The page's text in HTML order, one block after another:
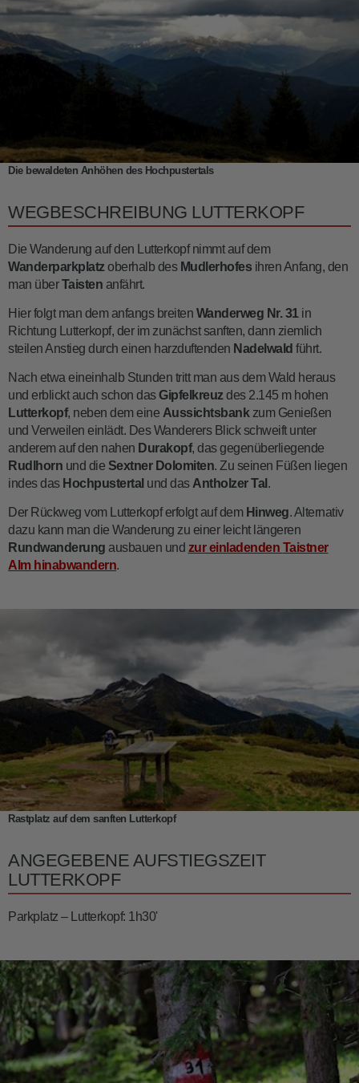
Die bewaldeten Anhöhen des Hochpustertals
WEGBESCHREIBUNG LUTTERKOPF
Die Wanderung auf den Lutterkopf nimmt auf dem
Wanderparkplatz oberhalb des Mudlerhofes ihren Anfang, den
man überTaisten anfährt.
Hier folgt man dem anfangs breiten Wanderweg Nr. 31in
Richtung Lutterkopf, der im zunächst sanften, dann ziemlich
steilen Anstieg durch einen harzduftenden Nadelwald führt.
Nach etwa eineinhalb Stunden tritt man aus dem Wald heraus
und erblickt auch schon dasGipfelkreuz des 2.145 m hohen
Lutterkopf, neben dem eine Aussichtsbank zum Genießen
und Verweilen einlädt. Des Wanderers Blick schweift unter
anderem auf den nahen Durakopf, das gegenüberliegende
Rudlhorn und die Sextner Dolomiten. Zu seinen Füßen liegen
indes das Hochpustertal und das Antholzer Tal .
Der Rückweg vom Lutterkopf erfolgt auf dem Hinweg. Alternativ
dazu kann man die Wanderung zu einer leicht längeren
Rundwanderung ausbauen und zur einladenden Taistner
Almhinabwandern.
Rastplatz auf dem sanften Lutterkopf
ANGEGEBENE AUFSTIEGSZEIT
LUTTERKOPF
Parkplatz – Lutterkopf: 1h30'